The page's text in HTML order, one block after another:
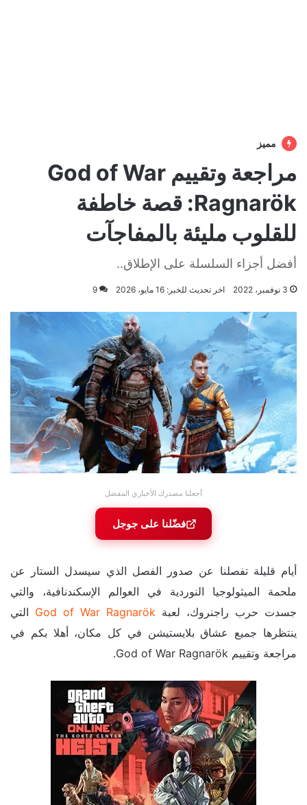
مميز
مراجعة وتقييم God of War
Ragnarök: قصة خاطفة
للقلوب مليئة بالمفاجآت
أفضل أجزاء السلسلة على الإطلاق..
3 نوفمبر، 2022 اخر تحديث للخبر: 16 مايو، 2026 9
أجعلنا مصدرك الأخباري المفضل
فضّلنا على جوجل
أيام قليلة تفصلنا عن صدور الفصل الذي سيسدل الستار عن
ملحمة الميثولوجيا النوردية في العوالم الإسكندنافية، والتي
جسدت حرب راجنروك، لعبة God of War Ragnarök التي
ينتظرها جميع عشاق بلايستيشن في كل مكان، أهلا بكم في
مراجعة وتقييم God of War Ragnarök.